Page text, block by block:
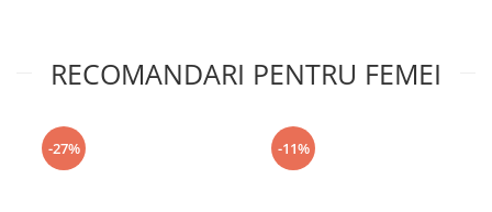
RECOMANDARI PENTRU FEMEI
-27% -11%